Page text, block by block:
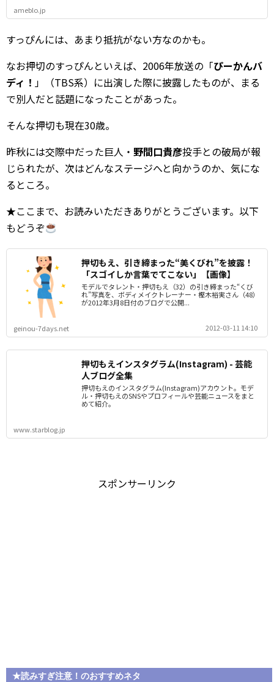
ameblo.jp
すっぴんには、あまり抵抗がない方なのかも。
なお押切のすっぴんといえば、2006年放送の「ぴーかんバ
ディ！ 」（TBS系）に出演した際に披露したものが、まる
で別人だと話題になったことがあった。
そんな押切も現在30歳。
昨秋には交際中だった巨人・ 野間口貴彦投手との破局が報
じられたが、次はどんなステージへと向かうのか、気にな
るところ。
★ここまで、お読みいただきありがとうございます。以下
もどうぞ
押切もえ、引き締まった“美くびれ”を披露！
「スゴイしか言葉でてこない」【画像】
モデルでタレント・押切もえ（32）の引き締まった“くび
れ”写真を、ボディメイクトレーナー・樫木裕実さん（48）
が2012年3月8日付のブログで公開...
geinou-7days.net 2012-03-11 14:10
押切もえインスタグラム(Instagram) - 芸能
人ブログ全集
押切もえのインスタグラム(Instagram)アカウント。モデ
ル・押切もえのSNSやプロフィールや芸能ニュースをまと
めて紹介。
www.starblog.jp
スポンサーリンク
★読みすぎ注意！のおすすめネタ